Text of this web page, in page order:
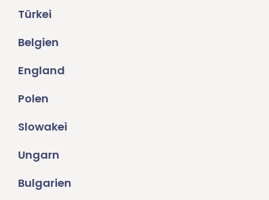
Türkei
Belgien
England
Polen
Slowakei
Ungarn
Bulgarien